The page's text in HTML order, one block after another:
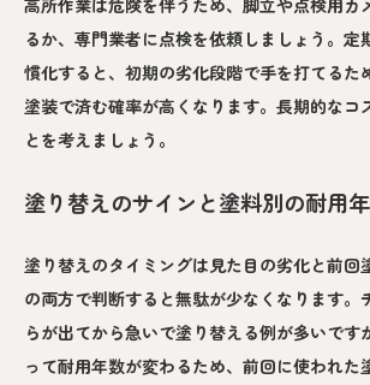
高所作業は危険を伴うため、脚立や点検用カ
るか、専門業者に点検を依頼しましょう。定
慣化すると、初期の劣化段階で手を打てるた
塗装で済む確率が高くなります。長期的なコ
とを考えましょう。
塗り替えのサインと塗料別の耐用
塗り替えのタイミングは見た目の劣化と前回
の両方で判断すると無駄が少なくなります。
らが出てから急いで塗り替える例が多いです
って耐用年数が変わるため、前回に使われた